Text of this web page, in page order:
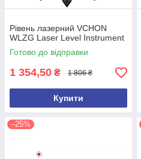
Рівень лазерний VCHON
WLZG Laser Level Instrument
Готово до відправки
1 354,50 ₴ 1 806 ₴
Купити
–25%